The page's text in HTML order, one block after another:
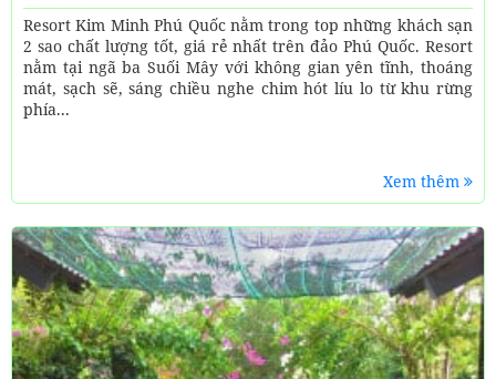
Resort Kim Minh Phú Quốc nằm trong top những khách sạn
2 sao chất lượng tốt, giá rẻ nhất trên đảo Phú Quốc. Resort
nằm tại ngã ba Suối Mây với không gian yên tĩnh, thoáng
mát, sạch sẽ, sáng chiều nghe chim hót líu lo từ khu rừng
phía...
Xem thêm